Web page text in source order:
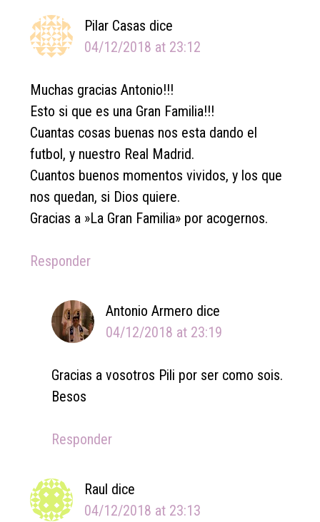
Pilar Casas dice
04/12/2018 at 23:12
Muchas gracias Antonio!!!
Esto si que es una Gran Familia!!!
Cuantas cosas buenas nos esta dando el
futbol, y nuestro Real Madrid.
Cuantos buenos momentos vividos, y los que
nos quedan, si Dios quiere.
Gracias a »La Gran Familia» por acogernos.
Responder
Antonio Armero dice
04/12/2018 at 23:19
Gracias a vosotros Pili por ser como sois.
Besos
Responder
Raul dice
04/12/2018 at 23:13